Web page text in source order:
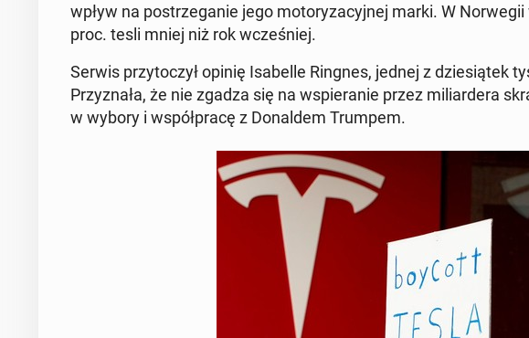
wpływ na po­strze­ga­nie jego mo­to­ry­za­cyj­nej marki. W
proc. tesli mniej niż rok wcze­śniej.
Serwis przy­to­czył opinię Isa­bel­le Ringnes, jednej z dzie­sią­tek
Przy­zna­ła, że nie zgadza się na wspie­ra­nie przez mi­liar­de­ra
w wybory i współ­pra­cę z Do­nal­dem Trumpem.